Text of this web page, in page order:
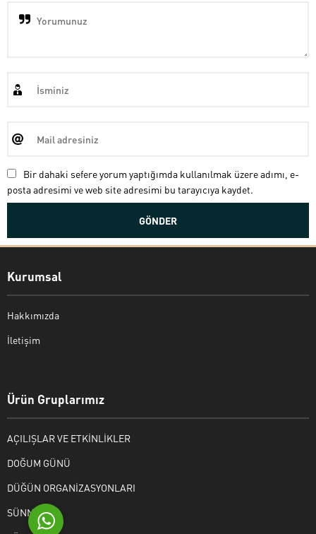
Bir dahaki sefere yorum yaptığımda kullanılmak üzere adımı, e-
posta adresimi ve web site adresimi bu tarayıcıya kaydet.
Kurumsal
Hakkımızda
İletişim
Ürün Gruplarımız
AÇILIŞLAR VE ETKİNLİKLER
DOĞUM GÜNÜ
DÜĞÜN ORGANİZASYONLARI
SÜNNET